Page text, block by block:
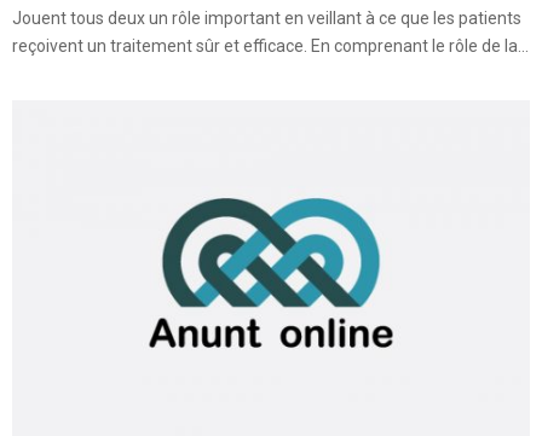
Jouent tous deux un rôle important en veillant à ce que les patients
reçoivent un traitement sûr et efficace. En comprenant le rôle de la...